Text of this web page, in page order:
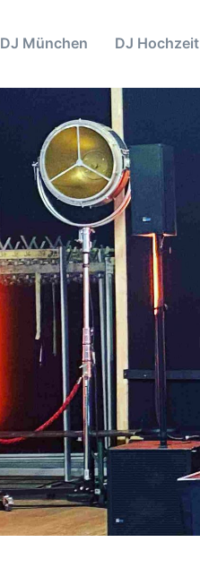
DJ München DJ Hochzeit